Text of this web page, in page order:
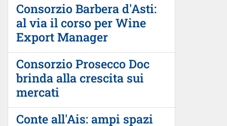
Consorzio Barbera d'Asti:
al via il corso per Wine
Export Manager
Consorzio Prosecco Doc
brinda alla crescita sui
mercati
Conte all'Ais: ampi spazi